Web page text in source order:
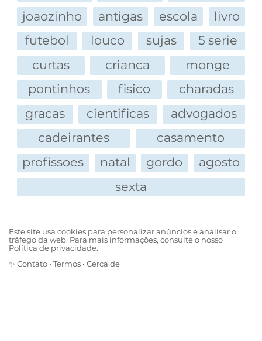
joaozinho
antigas escola
livro
futebol
louco sujas
5 serie
curtas
crianca
monge
pontinhos
fisico
charadas
gracas
cientificas
advogados
cadeirantes
casamento
profissoes
natal gordo
agosto
sexta
Este site usa cookies para personalizar anúncios e analisar o
tráfego da web. Para mais informações, consulte o nosso
Política de privacidade.
✨ Contato • Termos • Cerca de